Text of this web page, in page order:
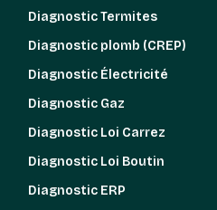
Diagnostic Termites
Diagnostic plomb (CREP)
Diagnostic Électricité
Diagnostic Gaz
Diagnostic Loi Carrez
Diagnostic Loi Boutin
Diagnostic ERP